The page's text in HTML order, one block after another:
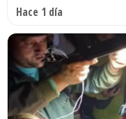
Hace 1 día